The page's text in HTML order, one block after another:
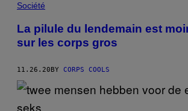
Société
La pilule du lendemain est
sur les corps gros
11.26.20BY CORPS COOLS